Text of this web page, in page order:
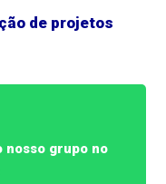
de projetos
nosso grupo no